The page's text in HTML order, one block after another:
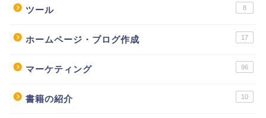
ツール 8
ホームページ・ブログ作成 17
マーケティング 96
書籍の紹介 10